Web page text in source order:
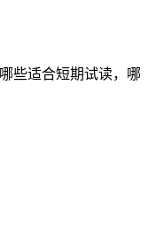
些适合短期试读，哪